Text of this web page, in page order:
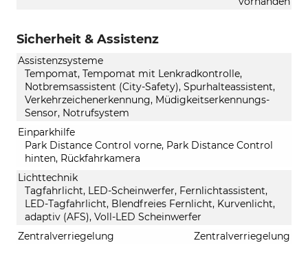
Sicherheit & Assistenz
Assistenzsysteme
Tempomat, Tempomat mit Lenkradkontrolle,
Notbremsassistent (City-Safety), Spurhalteassistent,
Verkehrzeichenerkennung, Müdigkeitserkennungs-
Sensor, Notrufsystem
Einparkhilfe
Park Distance Control vorne, Park Distance Control
hinten, Rückfahrkamera
Lichttechnik
Tagfahrlicht, LED-Scheinwerfer, Fernlichtassistent,
LED-Tagfahrlicht, Blendfreies Fernlicht, Kurvenlicht,
adaptiv (AFS), Voll-LED Scheinwerfer
Zentralverriegelung
Zentralverriegelung